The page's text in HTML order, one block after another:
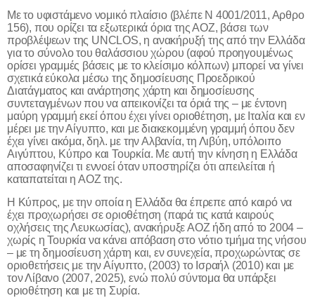
Με το υφιστάμενο νομικό πλαίσιο (βλέπε Ν 4001/2011, Αρθρο
156), που ορίζει τα εξωτερικά όρια της ΑΟΖ, βάσει των
προβλέψεων της UNCLOS, η ανακήρυξή της από την Ελλάδα
για το σύνολο του θαλάσσιου χώρου (αφού προηγουμένως
ορίσει γραμμές βάσεις με το κλείσιμο κόλπων) μπορεί να γίνει
σχετικά εύκολα μέσω της δημοσίευσης Προεδρικού
Διατάγματος και ανάρτησης χάρτη και δημοσίευσης
συντεταγμένων που να απεικονίζει τα όριά της – με έντονη
μαύρη γραμμή εκεί όπου έχει γίνει οριοθέτηση, με Ιταλία και εν
μέρει με την Αίγυπτο, και με διακεκομμένη γραμμή όπου δεν
έχει γίνει ακόμα, δηλ. με την Αλβανία, τη Λιβύη, υπόλοιπο
Αιγύπτου, Κύπρο και Τουρκία. Με αυτή την κίνηση η Ελλάδα
αποσαφηνίζει τι εννοεί όταν υποστηρίζει ότι απειλείται ή
καταπατείται η ΑΟΖ της.
Η Κύπρος, με την οποία η Ελλάδα θα έπρεπε από καιρό να
έχει προχωρήσει σε οριοθέτηση (παρά τις κατά καιρούς
οχλήσεις της Λευκωσίας), ανακήρυξε ΑΟΖ ήδη από το 2004 –
χωρίς η Τουρκία να κάνει απόβαση στο νότιο τμήμα της νήσου
– με τη δημοσίευση χάρτη και, εν συνεχεία, προχωρώντας σε
οριοθετήσεις με την Αίγυπτο, (2003) το Ισραήλ (2010) και με
τον Λίβανο (2007, 2025), ενώ πολύ σύντομα θα υπάρξει
οριοθέτηση και με τη Συρία.